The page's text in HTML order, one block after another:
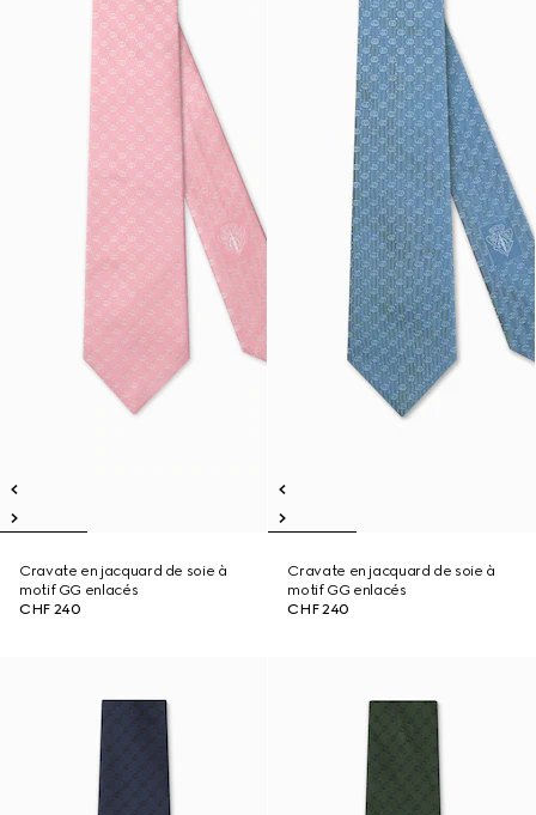
Cravate en jacquard de soie à
motif GG enlacés
CHF 240
Cravate en jacquard de soie à
motif GG enlacés
CHF 240